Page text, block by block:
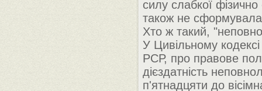
силу слабкої фізично
також не
Хто ж такий,
У Цивільному кодексі
РСР, про правове
дієздатність
п'ятнадцяти до